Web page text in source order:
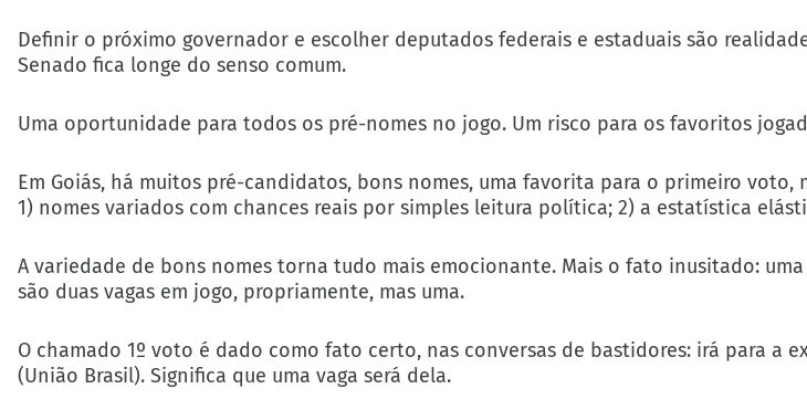
Definir o próximo governador e escolher deputados federais e estaduais são
Senado fica longe do senso comum.
Uma oportunidade para todos os pré-nomes no jogo. Um risco para os favoritos
Em Goiás, há muitos pré-candidatos, bons nomes, uma favorita para o primeiro voto,
1) nomes variados com chances reais por simples leitura política; 2) a estatística
A variedade de bons nomes torna tudo mais emocionante. Mais o fato inusitado:
são duas vagas em jogo, propriamente, mas uma.
O chamado 1º voto é dado como fato certo, nas conversas de bastidores: irá para a
(União Brasil). Significa que uma vaga será dela.